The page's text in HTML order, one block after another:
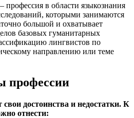
профессия в области языкознания
которыми занимаются
большой и охватывает
базовых гуманитарных
лингвистов по
направлению или теме
профессии
достоинства и недостатки. К
отнести: